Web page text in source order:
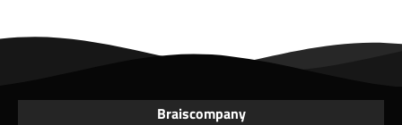
Braiscompany